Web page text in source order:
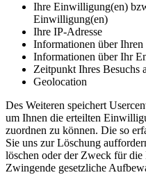
Ihre Einwilligung(en)
Einwilligung(en)
Ihre IP-Adresse
Informationen über
Informationen über Ihr
Zeitpunkt Ihres Besuchs
Geolocation
Des Weiteren speichert
um Ihnen die erteilten
zuordnen zu können. Die so
Sie uns zur Löschung
löschen oder der Zweck für die
Zwingende gesetzliche